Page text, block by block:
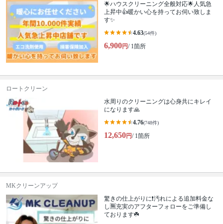
🌟ハウスクリーニング全般対応🌟人気急
上昇中👍暖かい心を持ってお伺い致しま
す✨
4.63(54件)
6,900円/ 1箇所
ロートクリーン
水周りのクリーニングは心身共にキレイ
になります🙏
4.76(748件)
12,650円/ 1箇所
MKクリーンアップ
驚きの仕上がりに❗️汚れによる追加料金な
し🈚️充実のアフターフォローをご準備し
ております☘️